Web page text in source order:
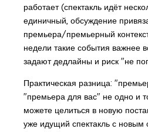
работает (спектакль идёт
единичный, обсуждение
премьера/премьерный
недели такие события важнее
задают дедлайны и риск "не
Практическая разница:
"премьера для вас" не одно и
можете целиться в новую
уже идущий спектакль с новым